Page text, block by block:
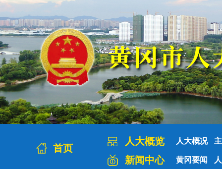
首页
人大概览 人大概况
新闻中心 黄冈要闻